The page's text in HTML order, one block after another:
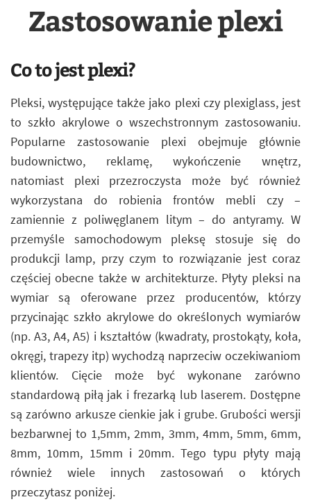
Zastosowanie plexi
Co to jest plexi?
Pleksi, występujące także jako plexi czy plexiglass, jest
to szkło akrylowe o wszechstronnym zastosowaniu.
Popularne zastosowanie plexi obejmuje głównie
budownictwo, reklamę, wykończenie wnętrz,
natomiast plexi przezroczysta może być również
wykorzystana do robienia frontów mebli czy –
zamiennie z poliwęglanem litym – do antyramy. W
przemyśle samochodowym pleksę stosuje się do
produkcji lamp, przy czym to rozwiązanie jest coraz
częściej obecne także w architekturze. Płyty pleksi na
wymiar są oferowane przez producentów, którzy
przycinając szkło akrylowe do określonych wymiarów
(np. A3, A4, A5) i kształtów (kwadraty, prostokąty, koła,
okręgi, trapezy itp) wychodzą naprzeciw oczekiwaniom
klientów. Cięcie może być wykonane zarówno
standardową piłą jak i frezarką lub laserem. Dostępne
są zarówno arkusze cienkie jak i grube. Grubości wersji
bezbarwnej to 1,5mm, 2mm, 3mm, 4mm, 5mm, 6mm,
8mm, 10mm, 15mm i 20mm. Tego typu płyty mają
również wiele innych zastosowań o których
przeczytasz poniżej.